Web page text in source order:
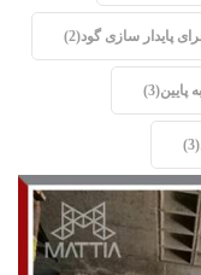
پایدار سازی گود 2
پایین 3
3